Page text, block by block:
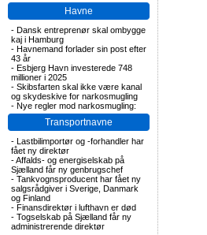
Havne
- Dansk entreprenør skal ombygge
kaj i Hamburg
- Havnemand forlader sin post efter
43 år
- Esbjerg Havn investerede 748
millioner i 2025
- Skibsfarten skal ikke være kanal
og skydeskive for narkosmugling
- Nye regler mod narkosmugling:
Transportnavne
- Lastbilimportør og -forhandler har
fået ny direktør
-Affalds- og energiselskab på
Sjælland får ny genbrugschef
- Tankvognsproducent har fået ny
salgsrådgiver i Sverige, Danmark
og Finland
- Finansdirektør i lufthavn er død
- Togselskab på Sjælland får ny
administrerende direktør